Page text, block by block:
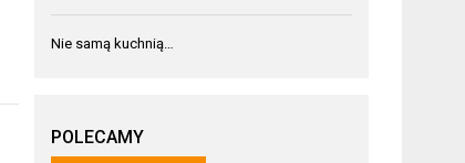
Nie samą kuchnią…
POLECAMY